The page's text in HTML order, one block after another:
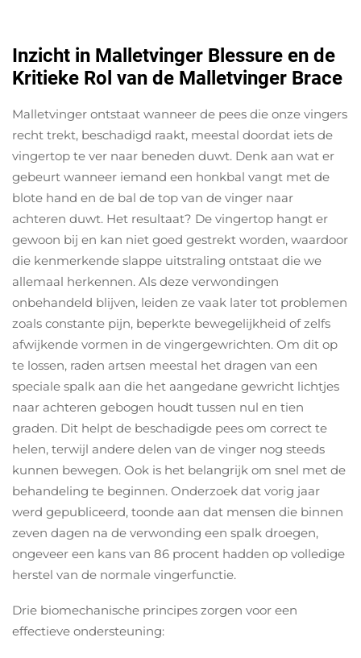
Inzicht in Malletvinger Blessure en de
Kritieke Rol van de Malletvinger Brace
Malletvinger ontstaat wanneer de pees die onze vingers
recht trekt, beschadigd raakt, meestal doordat iets de
vingertop te ver naar beneden duwt. Denk aan wat er
gebeurt wanneer iemand een honkbal vangt met de
blote hand en de bal de top van de vinger naar
achteren duwt. Het resultaat? De vingertop hangt er
gewoon bij en kan niet goed gestrekt worden, waardoor
die kenmerkende slappe uitstraling ontstaat die we
allemaal herkennen. Als deze verwondingen
onbehandeld blijven, leiden ze vaak later tot problemen
zoals constante pijn, beperkte bewegelijkheid of zelfs
afwijkende vormen in de vingergewrichten. Om dit op
te lossen, raden artsen meestal het dragen van een
speciale spalk aan die het aangedane gewricht lichtjes
naar achteren gebogen houdt tussen nul en tien
graden. Dit helpt de beschadigde pees om correct te
helen, terwijl andere delen van de vinger nog steeds
kunnen bewegen. Ook is het belangrijk om snel met de
behandeling te beginnen. Onderzoek dat vorig jaar
werd gepubliceerd, toonde aan dat mensen die binnen
zeven dagen na de verwonding een spalk droegen,
ongeveer een kans van 86 procent hadden op volledige
herstel van de normale vingerfunctie.
Drie biomechanische principes zorgen voor een
effectieve ondersteuning: